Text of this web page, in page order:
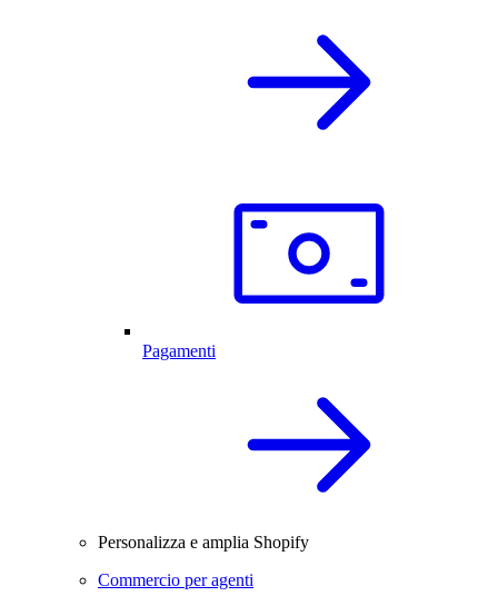
Pagamenti
Personalizza e amplia Shopify
Commercio per agenti